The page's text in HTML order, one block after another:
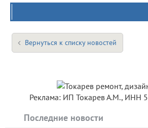
Вернуться к списку новостей
Реклама: ИП Токарев А.М., ИНН
Последние новости